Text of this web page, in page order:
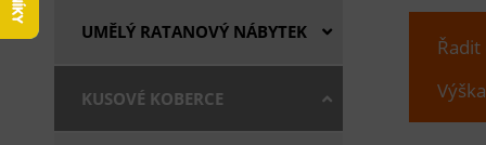
UMĚLÝ RATANOVÝ NÁBYTEK
KUSOVÉ KOBERCE
Řadit